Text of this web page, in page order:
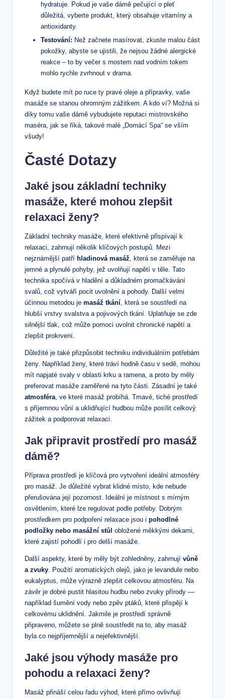
hydratuje. Pokud ‍je vaše dámě pečující o pleť
důležitá, vyberte produkt, ⁢který obsahuje vitamíny a⁤
antioxidanty.
Testování: Než začnete masírovat, zkuste malou část
pokožky, abyste se ujistili, že nejsou žádné alergické
reakce ⁣– to by ‍večer s mostem nad vodním tokem
mohlo⁤ rychle zvrhnout v drama.
Když budete mít ‌po ruce ty pravé oleje a přípravky, vaše
masáže se stanou ohromným zážitkem. A kdo ví? Možná si
díky tomu vaše dámě ‍vybudujete ⁢reputaci mistrovského
maséra, jak se říká, takové malé⁣ „Domácí Spa“ se ⁣vším
všudy!
Časté Dotazy
Jaké jsou základní techniky
masáže, které mohou zlepšit
relaxaci⁤ ženy?
Základní techniky​ masáže, které efektivně přispívají⁣ k
relaxaci, zahrnují ⁢několik ‌klíčových postupů. Mezi
nejznámější patří hladinová masáž, která se zaměřuje na
jemné a⁢ plynulé⁣ pohyby,​ jež uvolňují napětí v těle. Tato
technika spočívá⁢ v hladění a důkladném ⁤promačkávání
svalů, ⁢což vytváří pocit uvolnění a⁢ pohody. Další velmi
účinnou metodou ⁢je masáž tkání, která se soustředí na
hlubší vrstvy svalstva ‍a pojivových tkání. Uplatňuje se‌ zde
silnější tlak, což může pomoci uvolnit chronické napětí a
zlepšit‌ prokrvení.
Důležité je ⁢také přizpůsobit techniku individuálním potřebám‌
ženy. Například ženy, které tráví hodně času v sedě, mohou
mít napjaté ‌svaly v oblasti krku a ramena, a proto by měly
preferovat masáže zaměřené na tyto části. Zásadní je také
atmosféra,​ ve které​ masáž probíhá. Tmavé,⁤ tiché prostředí
s příjemnou vůní a uklidňující hudbou může‌ posílit celkový‍
zážitek a podporovat relaxaci.
Jak připravit prostředí pro masáž
dámě?
Příprava prostředí je klíčová pro vytvoření ideální atmosféry
pro masáž. Je důležité vybrat ⁤klidné místo, kde nebude
přerušována její pozornost. Ideální je místnost ‌s mírným
osvětlením, které lze regulovat podle potřeby. Dobrým
prostředkem pro ⁣podpoření relaxace jsou i pohodlné
podložky ‍nebo masážní ⁢stůl ⁤obložené měkkými dekami,
které zajistí ​pohodlí⁣ i pro delší masáže.
Další aspekty, které‌ by⁤ měly být zohledněny, zahrnují vůně
a ⁤zvuky. Použití aromatických olejů, jako je ⁢levandule ‍nebo⁤
eukalyptus, může výrazně zlepšit celkovou atmosféru. Na
závěr je dobré pustit ⁣hlasitou hudbu nebo zvuky přírody —
například šumění vody nebo zpěv ptáků, ​které přispějí k
celkovému uklidnění. Jakmile je prostředí správně
připraveno, můžete‍ se plně soustředit na to, aby masáž
byla co nejpříjemnější a ⁤nejefektivnější.
Jaké jsou výhody masáže pro
pohodu a relaxaci ženy?
Masáž přináší ⁢celou řadu výhod, které přímo ovlivňují